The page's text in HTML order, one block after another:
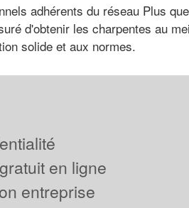
adhérents du réseau Plus
d'obtenir les charpentes au
solide et aux normes.
en ligne
entreprise